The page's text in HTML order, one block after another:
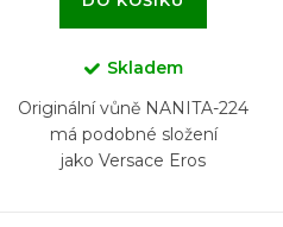
Skladem
Originální vůně NANITA-224
má podobné složení
jako Versace Eros